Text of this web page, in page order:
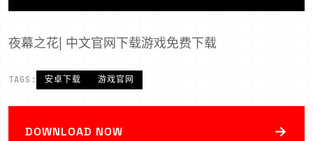
夜幕之花| 中文官网下载游戏免费下载
TAGS: 安卓下载 游戏官网
DOWNLOAD NOW →